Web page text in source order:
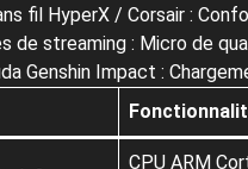
fil HyperX / Corsair :
de streaming : Micro de
Genshin Impact :
CPU ARM